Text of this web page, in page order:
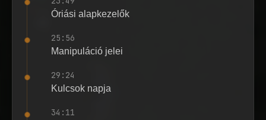
Óriási alapkezelők
25:56
Manipuláció jelei
29:24
Kulcsok napja
34:11